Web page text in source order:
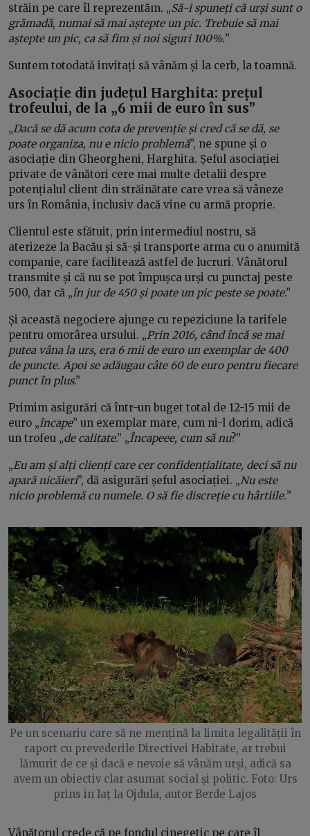
străin pe care îl reprezentăm. „Să-i spuneți că urși sunt o
grămadă, numai să mai aștepte un pic. Trebuie să mai
aștepte un pic, ca să fim și noi siguri 100%.”
Suntem totodată invitați să vânăm și la cerb, la toamnă.
Asociație din județul Harghita: prețul
trofeului, de la „6 mii de euro în sus”
„Dacă se dă acum cota de prevenție și cred că se dă, se
poate organiza, nu e nicio problemă”, ne spune și o
asociație din Gheorgheni, Harghita. Șeful asociației
private de vânători cere mai multe detalii despre
potențialul client din străinătate care vrea să vâneze
urs în România, inclusiv dacă vine cu armă proprie.
Clientul este sfătuit, prin intermediul nostru, să
aterizeze la Bacău și să-și transporte arma cu o anumită
companie, care facilitează astfel de lucruri. Vânătorul
transmite și că nu se pot împușca urși cu punctaj peste
500, dar că „în jur de 450 și poate un pic peste se poate.”
Și această negociere ajunge cu repeziciune la tarifele
pentru omorârea ursului. „Prin 2016, când încă se mai
putea vâna la urs, era 6 mii de euro un exemplar de 400
de puncte. Apoi se adăugau câte 60 de euro pentru fiecare
punct în plus.”
Primim asigurări că într-un buget total de 12-15 mii de
euro „încape” un exemplar mare, cum ni-l dorim, adică
un trofeu „de calitate.” „Încapeee, cum să nu?”
„Eu am și alți clienți care cer confidențialitate, deci să nu
apară nicăieri”, dă asigurări șeful asociației. „Nu este
nicio problemă cu numele. O să fie discreție cu hârtiile.”
Pe un scenariu care să ne mențină la limita legalității în
raport cu prevederile Directivei Habitate, ar trebui
lămurit de ce și dacă e nevoie să vânăm urși, adică sa
avem un obiectiv clar asumat social și politic. Foto: Urs
prins in laț la Ojdula, autor Berde Lajos
Vânătorul crede că pe fondul cinegetic pe care îl